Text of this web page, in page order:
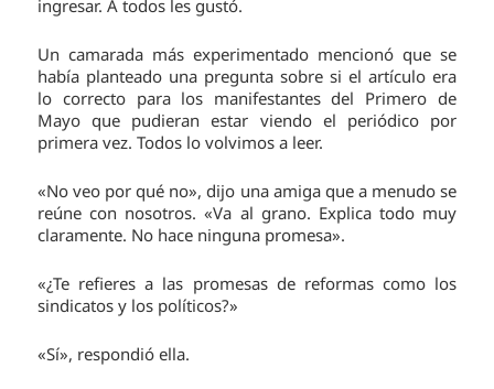
ingresar. A todos les gustó.
Un camarada más experimentado mencionó que se
había planteado una pregunta sobre si el artículo era
lo correcto para los manifestantes del Primero de
Mayo que pudieran estar viendo el periódico por
primera vez. Todos lo volvimos a leer.
«No veo por qué no», dijo una amiga que a menudo se
reúne con nosotros. «Va al grano. Explica todo muy
claramente. No hace ninguna promesa».
«¿Te refieres a las promesas de reformas como los
sindicatos y los políticos?»
«Sí», respondió ella.